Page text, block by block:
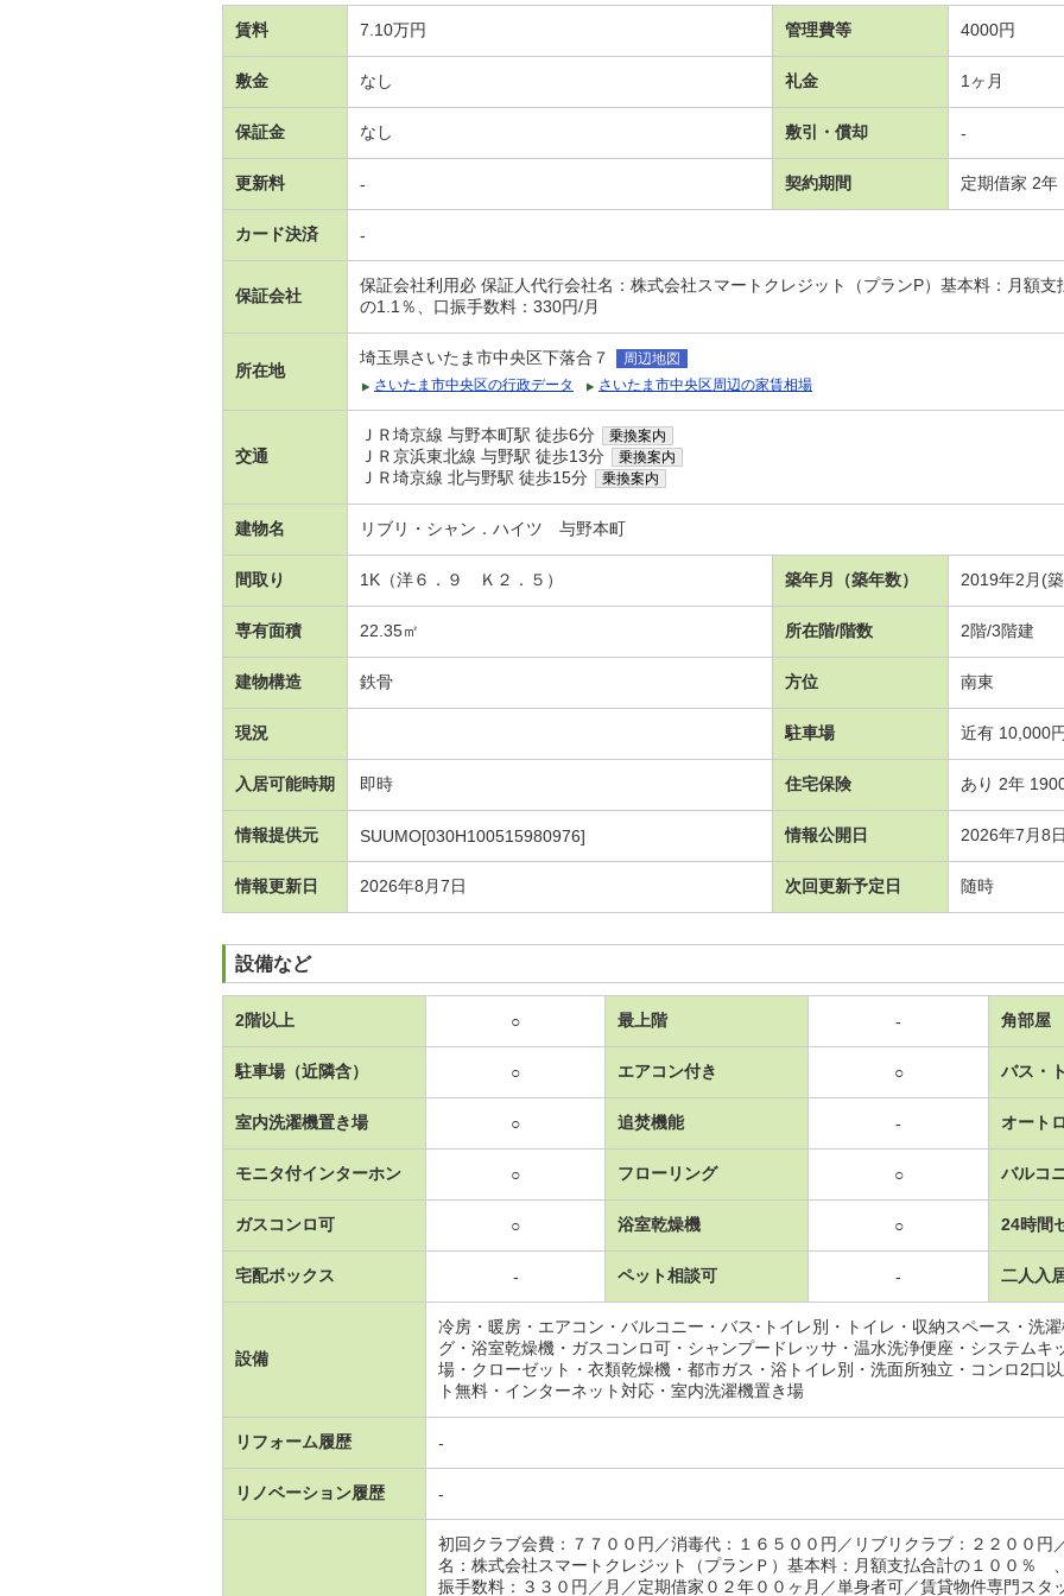
賃料 7.10万円 管理費等 4000円
敷金 なし 礼金 1ヶ月
保証金 なし 敷引・償却 -
更新料 - 契約期間 定期借家 2年
カード決済 -
保証会社
保証会社利用必 保証人代行会社名：株式会社スマートクレジット（プランP）基本料：月額
の1.1％、口振手数料：330円/月
所在地
埼玉県さいたま市中央区下落合７
周辺地図
さいたま市中央区の行政データ
さいたま市中央区周辺の家賃相場
交通
ＪＲ埼京線 与野本町駅 徒歩6分 乗換案内
ＪＲ京浜東北線 与野駅 徒歩13分 乗換案内
ＪＲ埼京線 北与野駅 徒歩15分 乗換案内
建物名 リブリ・シャン．ハイツ 与野本町
間取り 1K（洋６．９ Ｋ２．５） 築年月（築年数） 2019年2月(
専有面積 22.35㎡ 所在階/階数 2階/3階建
建物構造 鉄骨 方位 南東
現況 駐車場 近有 10,000円
入居可能時期 即時 住宅保険 あり 2年
情報提供元 SUUMO[030H100515980976] 情報公開日 2026年7月8日
情報更新日 2026年8月7日 次回更新予定日 随時
設備など
2階以上 ○ 最上階 - 角部屋
駐車場（近隣含） ○ エアコン付き ○ バス・
室内洗濯機置き場 ○ 追焚機能 - オート
モニタ付インターホン ○ フローリング ○ バルコ
ガスコンロ可 ○ 浴室乾燥機 ○ 24時間
宅配ボックス - ペット相談可 - 二人入
設備
冷房・暖房・エアコン・バルコニー・バス･トイレ別・トイレ・収納スペース・洗
グ・浴室乾燥機・ガスコンロ可・シャンプードレッサ・温水洗浄便座・システムキ
場・クローゼット・衣類乾燥機・都市ガス・浴トイレ別・洗面所独立・コンロ2口
ト無料・インターネット対応・室内洗濯機置き場
リフォーム履歴 -
リノベーション履歴 -
初回クラブ会費：７７００円／消毒代：１６５００円／リブリクラブ：２２００円
名：株式会社スマートクレジット（プランＰ）基本料：月額支払合計の１００％
振手数料：３３０円／月／定期借家０２年００ヶ月／単身者可／賃貸物件専門スタ